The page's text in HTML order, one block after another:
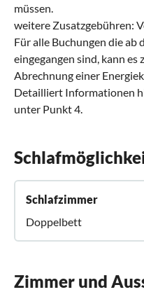
müssen.
weitere Zusatzgebühren:
Für alle Buchungen die ab
eingegangen sind, kann es
Abrechnung einer
Detailliert Informationen
unter Punkt 4.
Schlafzimmer
Doppelbett
Zimmer und